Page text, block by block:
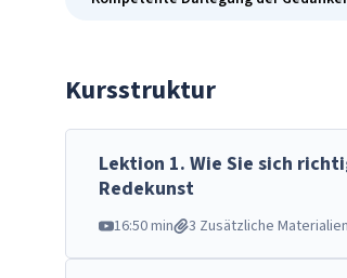
Kursstruktur
Lektion 1. Wie Sie sich
Redekunst
16:50 min 3 Zusätzliche Materialien